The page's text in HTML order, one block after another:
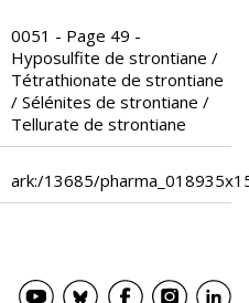
0051 - Page 49 -
Hyposulfite de strontiane /
Tétrathionate de strontiane
/ Sélénites de strontiane /
Tellurate de strontiane
ark:/13685/